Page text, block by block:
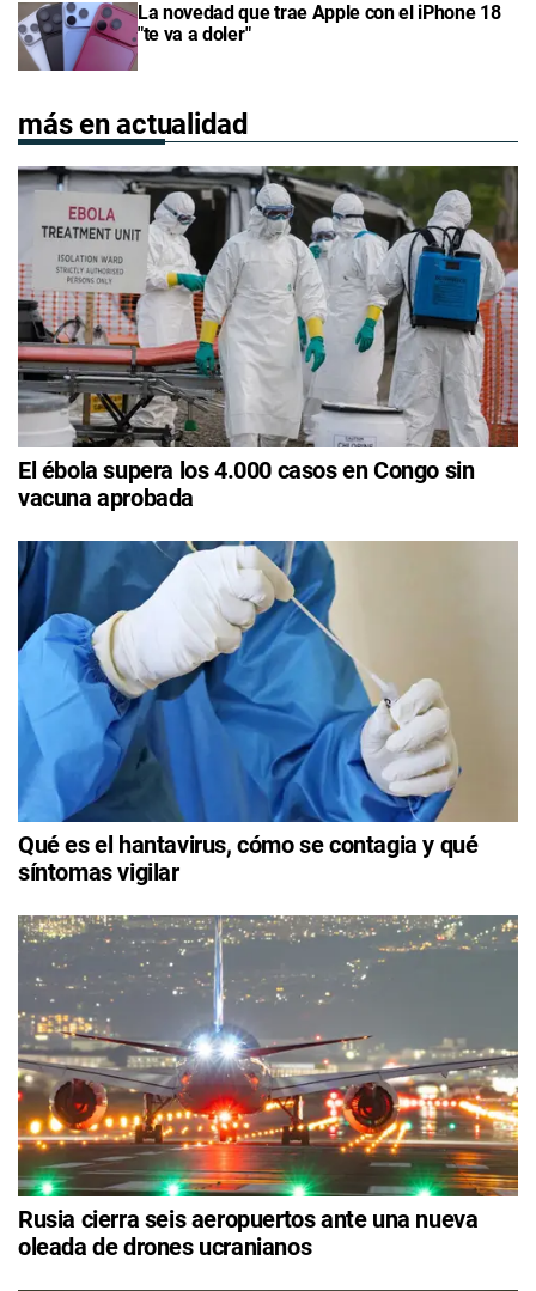
La novedad que trae Apple con el iPhone 18
"te va a doler"
más en actualidad
El ébola supera los 4.000 casos en Congo sin
vacuna aprobada
Qué es el hantavirus, cómo se contagia y qué
síntomas vigilar
Rusia cierra seis aeropuertos ante una nueva
oleada de drones ucranianos